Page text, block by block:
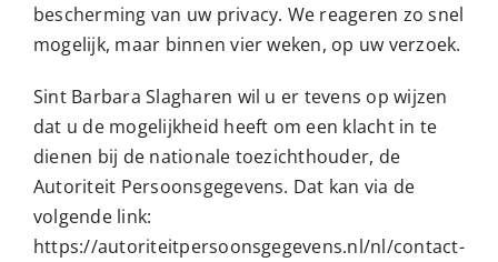
bescherming van uw privacy. We reageren zo snel
mogelijk, maar binnen vier weken, op uw verzoek.
Sint Barbara Slagharen wil u er tevens op wijzen
dat u de mogelijkheid heeft om een klacht in te
dienen bij de nationale toezichthouder, de
Autoriteit Persoonsgegevens. Dat kan via de
volgende link:
https://autoriteitpersoonsgegevens.nl/nl/contact-